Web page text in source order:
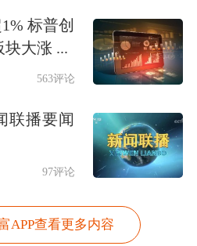
标普创
大涨 ...
563评论
联播要闻
97评论
APP查看更多内容